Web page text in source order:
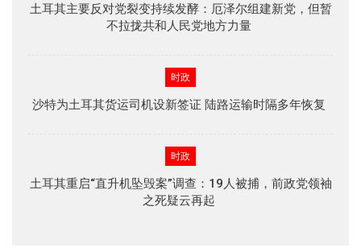
土耳其主要反对党裂变持续发酵：厄泽尔组建新党，但暂
不拉拢共和人民党地方力量
时政
沙特为土耳其货运司机设新签证 陆路运输时隔多年恢复
时政
土耳其重启“直升机坠毁案”调查：19人被捕，前政党领袖
之死疑云再起